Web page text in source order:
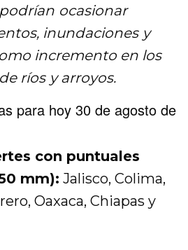
ocasionar
inundaciones y
incremento en los
ríos y arroyos.
para hoy 30 de agosto de
con puntuales
mm): Jalisco, Colima,
Oaxaca, Chiapas y